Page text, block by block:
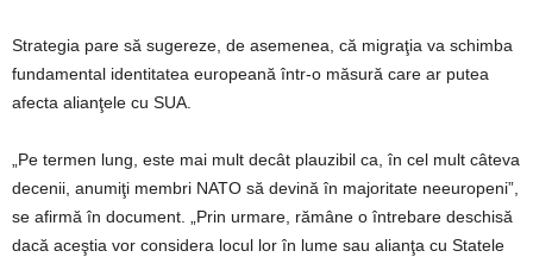
Strategia pare să sugereze, de asemenea, că migraţia va schimba
fundamental identitatea europeană într-o măsură care ar putea
afecta alianţele cu SUA.
„Pe termen lung, este mai mult decât plauzibil ca, în cel mult câteva
decenii, anumiţi membri NATO să devină în majoritate neeuropeni”,
se afirmă în document. „Prin urmare, rămâne o întrebare deschisă
dacă aceştia vor considera locul lor în lume sau alianţa cu Statele